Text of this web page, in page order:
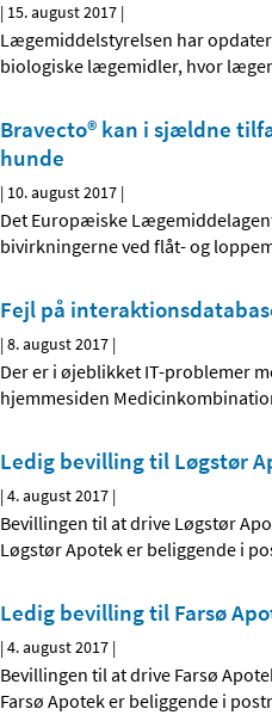
| 15. august 2017 |
Lægemiddelstyrelsen har
biologiske lægemidler, hvor
Bravecto® kan i sjældne
hunde
| 10. august 2017 |
Det Europæiske
bivirkningerne ved flåt- og
Fejl på
|8. august 2017 |
Der er i øjeblikket IT-problemer
hjemmesiden
Ledig bevilling til Løgstør
|4. august 2017 |
Bevillingen til at drive Løgstør
Løgstør Apotek er beliggende i
Ledig bevilling til Farsø
|4. august 2017 |
Bevillingen til at drive Farsø
Farsø Apotek er beliggende i